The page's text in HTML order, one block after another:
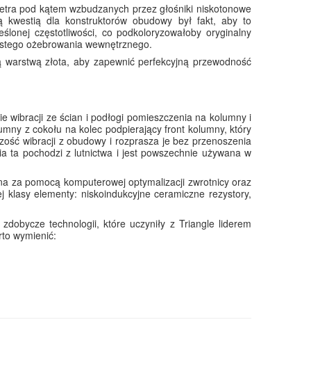
pod kątem wzbudzanych przez głośniki niskotonowe
kwestią dla konstruktorów obudowy był fakt, aby to
częstotliwości, co podkoloryzowałoby oryginalny
ożebrowania wewnętrznego.
złota, aby zapewnić perfekcyjną przewodność
wibracji ze ścian i podłogi pomieszczenia na kolumny i
z cokołu na kolec podpierający front kolumny, który
wibracji z obudowy i rozprasza je bez przenoszenia
ta pochodzi z lutnictwa i jest powszechnie używana w
za pomocą komputerowej optymalizacji zwrotnicy oraz
elementy: niskoindukcyjne ceramiczne rezystory,
technologii, które uczyniły z Triangle liderem
wymienić: